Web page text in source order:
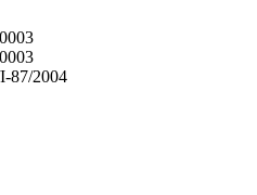
87/2004